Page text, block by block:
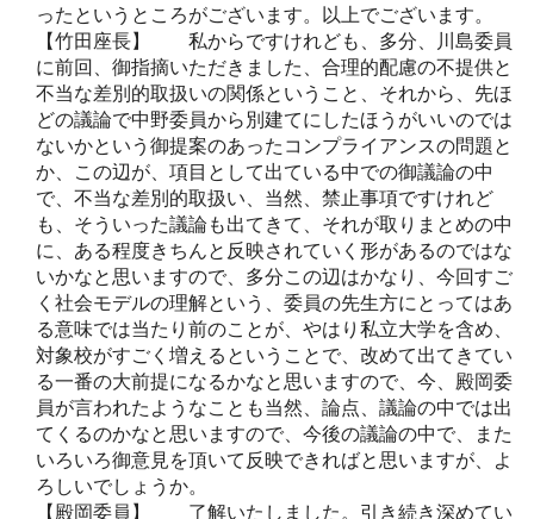
ったというところがございます。以上でございます。
【竹田座長】 私からですけれども、多分、川島委員
に前回、御指摘いただきました、合理的配慮の不提供と
不当な差別的取扱いの関係ということ、それから、先ほ
どの議論で中野委員から別建てにしたほうがいいのでは
ないかという御提案のあったコンプライアンスの問題と
か、この辺が、項目として出ている中での御議論の中
で、不当な差別的取扱い、当然、禁止事項ですけれど
も、そういった議論も出てきて、それが取りまとめの中
に、ある程度きちんと反映されていく形があるのではな
いかなと思いますので、多分この辺はかなり、今回すご
く社会モデルの理解という、委員の先生方にとってはあ
る意味では当たり前のことが、やはり私立大学を含め、
対象校がすごく増えるということで、改めて出てきてい
る一番の大前提になるかなと思いますので、今、殿岡委
員が言われたようなことも当然、論点、議論の中では出
てくるのかなと思いますので、今後の議論の中で、また
いろいろ御意見を頂いて反映できればと思いますが、よ
ろしいでしょうか。
【殿岡委員】 了解いたしました。引き続き深めてい